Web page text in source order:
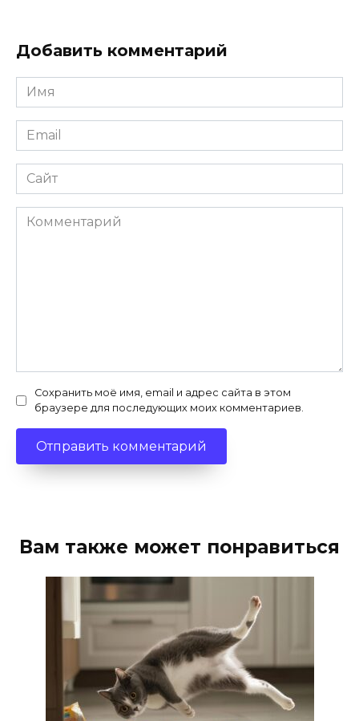
Добавить комментарий
Имя
*
Email
*
Сайт
Комментарий
Сохранить моё имя, email и адрес сайта в этом
браузере для последующих моих комментариев.
Вам также может понравиться